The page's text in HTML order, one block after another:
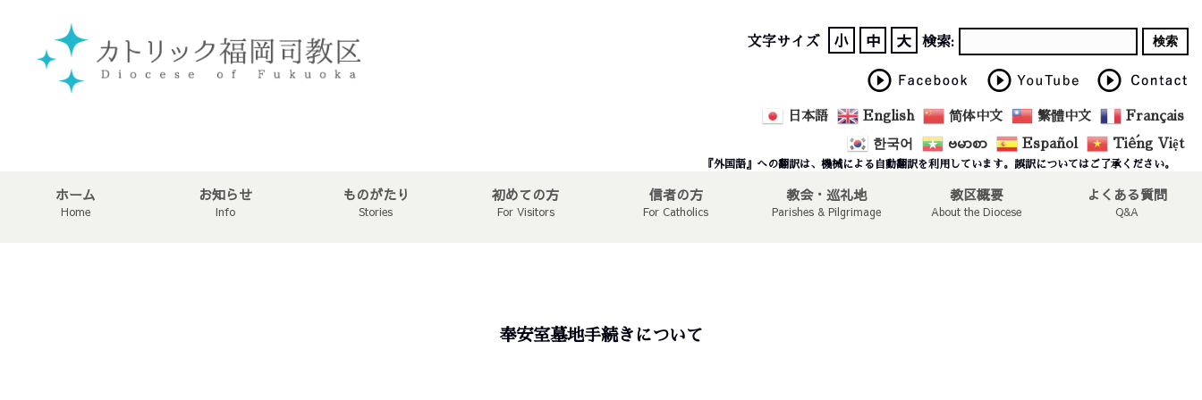
文字サイズ 小 中 大 検索:
日本語 English 简体中文 繁體中文 Français
한국어 ဗမာစာ Español Tiếng Việt
『外国語』への翻訳は、機械による自動翻訳を利用しています。誤訳についてはご了承ください。
ホーム
Home
お知らせ
Info
ものがたり
Stories
初めての方
For Visitors
信者の方
For Catholics
教会・巡礼地
Parishes & Pilgrimage
教区概要
About the Diocese
よくある質問
Q&A
奉安室墓地手続きについて